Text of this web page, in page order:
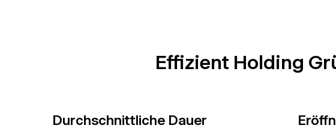
Effizient Holding
Durchschnittliche Dauer